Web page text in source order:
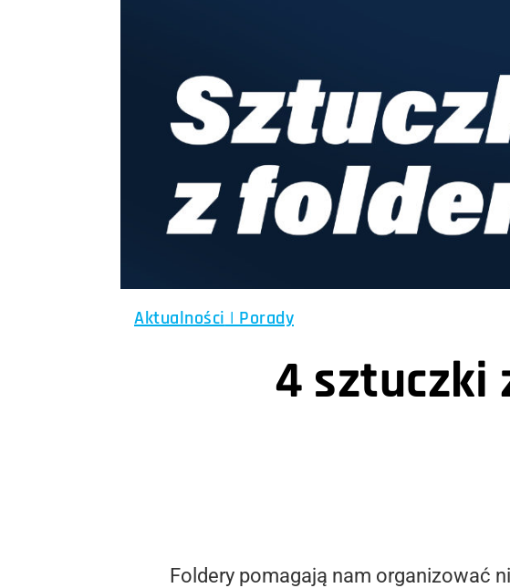
Aktualności | Porady
4 sztuczki
Foldery pomagają nam organizować